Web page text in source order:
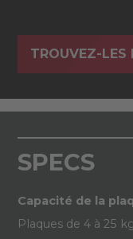
TROUVEZ-LES
SPECS
Capacité de la
Plaques de 4 à 25